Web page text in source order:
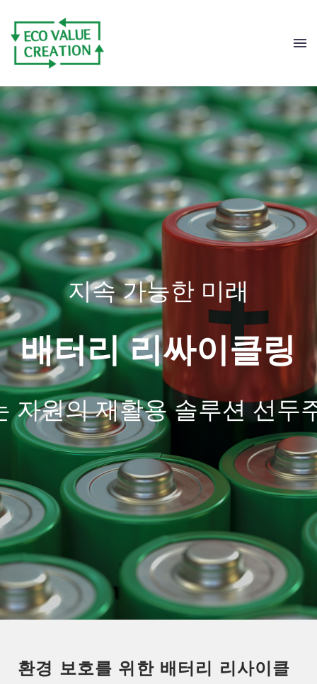
배터리 리싸이클링
지속 가능한 미래
자원의 재활용 솔루션 선두
환경 보호를 위한 배터리 리사이클